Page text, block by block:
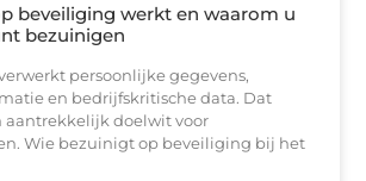
beveiliging werkt en waarom u
bezuinigen
persoonlijke gegevens,
en bedrijfskritische data. Dat
aantrekkelijk doelwit voor
Wie bezuinigt op beveiliging bij het